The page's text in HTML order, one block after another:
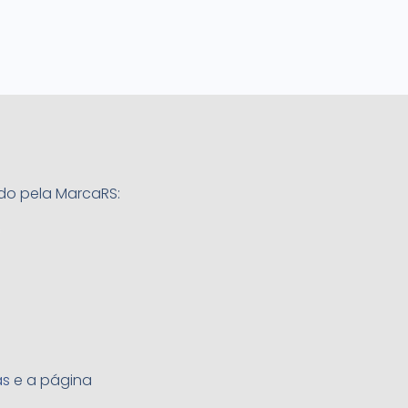
pela MarcaRS:
e a página